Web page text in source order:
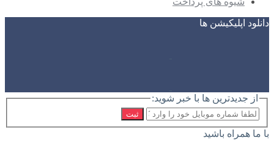
دانلود اپلیکیشن ها
از جدیدترین ها با خبر شوید:
ثبت
با ما همراه باشید